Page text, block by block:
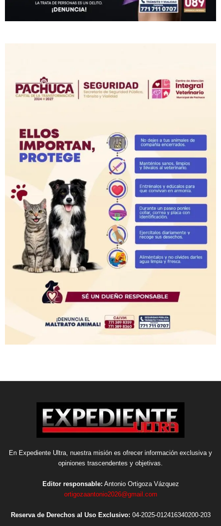
En Expediente Ultra, nuestra misión es ofrecer información exclusiva y
opiniones trascendentes y objetivas.
Editor responsable: Antonio Ortigoza Vázquez
ortigozaantonio2026@gmail.com
Reserva de Derechos al Uso Exclusivo: 04-2025-012416340200-203